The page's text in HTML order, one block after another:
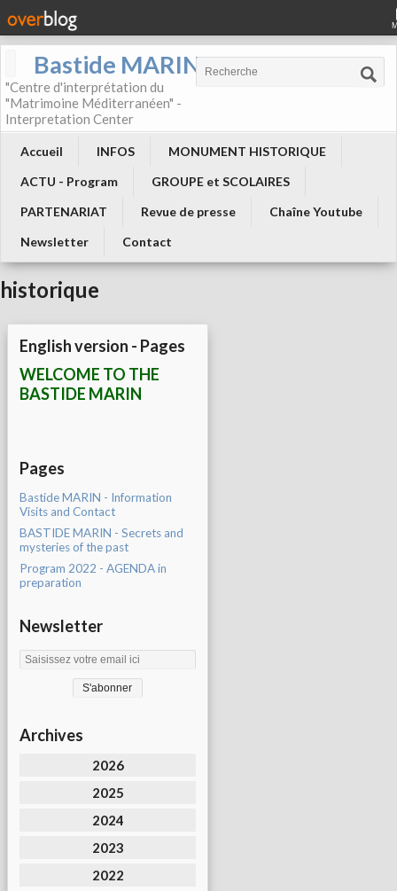
Bastide MARIN
"Centre d'interprétation du
"Matrimoine Méditerranéen" -
Interpretation Center
Accueil INFOS
MONUMENT HISTORIQUE
ACTU - Program
GROUPE et SCOLAIRES
PARTENARIAT
Revue de presse
Chaîne Youtube
Newsletter
Contact
historique
English version - Pages
WELCOME TO THE
BASTIDE MARIN
Pages
Bastide MARIN - Information
Visits and Contact
BASTIDE MARIN - Secrets and
mysteries of the past
Program 2022 - AGENDA in
preparation
Newsletter
Archives
2026
2025
2024
2023
2022